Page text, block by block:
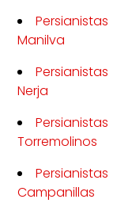
Persianistas
Manilva
Persianistas
Nerja
Persianistas
Torremolinos
Persianistas
Campanillas